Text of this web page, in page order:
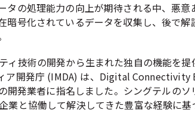
の処理能力の向上が期待される中、悪
号化されているデータを収集し、後で
技術の開発から生まれた独自の機能を
ア開発庁 (IMDA) は、Digital
発業者に指名しました。シングテルのソ
と協働して解決してきた豊富な経験に基